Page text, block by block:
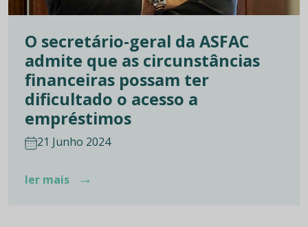
O secretário-geral da ASFAC
admite que as circunstâncias
financeiras possam ter
dificultado o acesso a
empréstimos
21 Junho 2024
ler mais →